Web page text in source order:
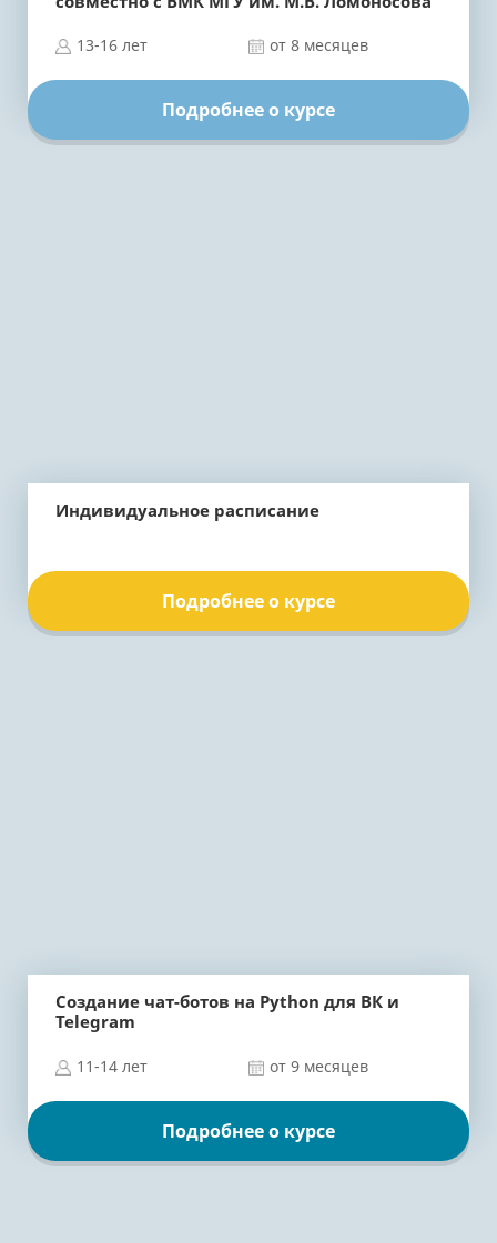
13-16 лет от 8 месяцев
Подробнее о курсе
Индивидуальное расписание
Подробнее о курсе
Создание чат-ботов на Python для ВК и
Telegram
11-14 лет от 9 месяцев
Подробнее о курсе